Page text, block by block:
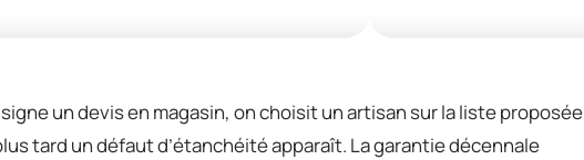
un devis en magasin, on choisit un artisan sur la liste proposée
tard un défaut d’étanchéité apparaît. La garantie décennale